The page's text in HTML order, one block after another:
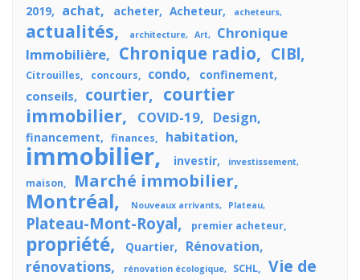
2019 achat acheter Acheteur acheteurs
actualités architecture Art
Chronique
Immobilière
Chronique radio CIBl
Citrouilles concours condo confinement
conseils courtier
courtier
immobilier
COVID-19 Design
financement finances habitation
immobilier investir investissement
maison Marché immobilier
Montréal Nouveaux arrivants Plateau
Plateau-Mont-Royal premier acheteur
propriété Quartier Rénovation
rénovations rénovation écologique SCHL
Vie de